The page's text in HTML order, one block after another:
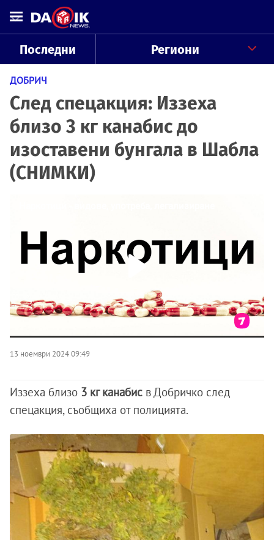
Последни Региони
ДОБРИЧ
След спецакция: Иззеха
близо 3 кг канабис до
изоставени бунгала в Шабла
(СНИМКИ)
13 ноември 2024 09:49
Иззеха близо 3 кг канабис в Добричко след
спецакция, съобщиха от полицията.